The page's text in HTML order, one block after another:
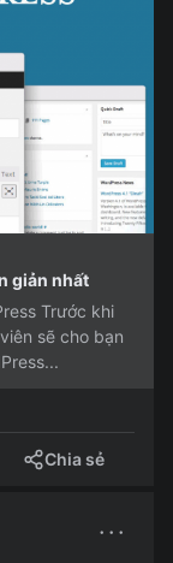
giản nhất
Trước khi
sẽ cho bạn
Chia sẻ
···